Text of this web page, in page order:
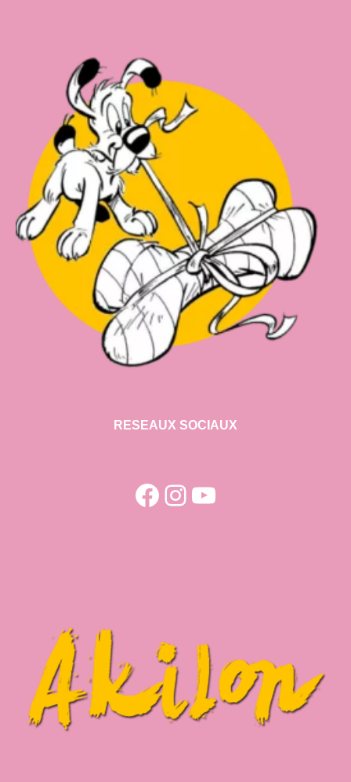
RESEAUX SOCIAUX
Facebook
Instagram
YouTube